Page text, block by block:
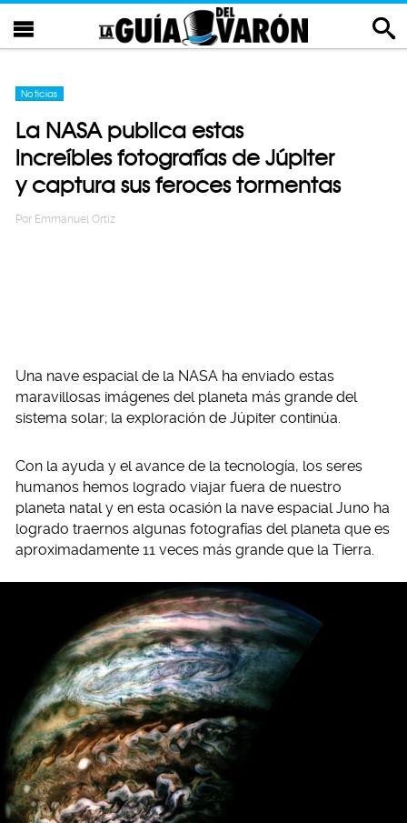
Noticias
La NASA publica estas
increíbles fotografías de Júpiter
y captura sus feroces tormentas
Por Emmanuel Ortiz
Una nave espacial de la NASA ha enviado estas
maravillosas imágenes del planeta más grande del
sistema solar; la exploración de Júpiter continúa.
Con la ayuda y el avance de la tecnología, los seres
humanos hemos logrado viajar fuera de nuestro
planeta natal y en esta ocasión la nave espacial Juno ha
logrado traernos algunas fotografías del planeta que es
aproximadamente 11 veces más grande que la Tierra.